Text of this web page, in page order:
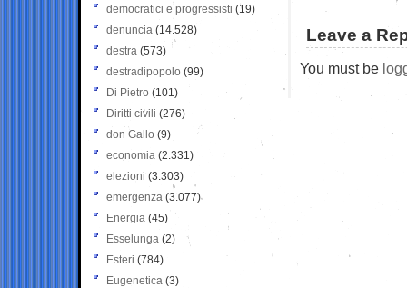
Leave a
You must be
democratici e progressisti (19)
denuncia (14.528)
destra (573)
destradipopolo (99)
Di Pietro (101)
Diritti civili (276)
don Gallo (9)
economia (2.331)
elezioni (3.303)
emergenza (3.077)
Energia (45)
Esselunga (2)
Esteri (784)
Eugenetica (3)